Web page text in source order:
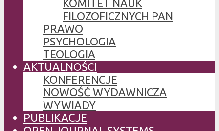
KOMITET NAUK
FILOZOFICZNYCH PAN
PRAWO
PSYCHOLOGIA
TEOLOGIA
AKTUALNOŚCI
KONFERENCJE
NOWOŚĆ WYDAWNICZA
WYWIADY
PUBLIKACJE